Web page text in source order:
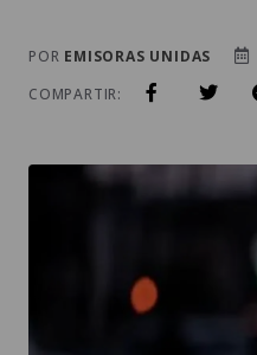
POR EMISORAS UNIDAS
COMPARTIR: